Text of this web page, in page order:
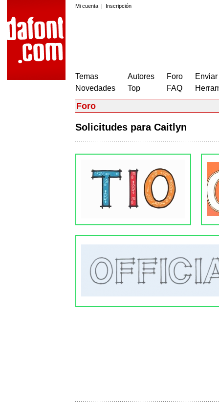
Mi cuenta | Inscripción
Temas
Novedades
Autores
Top
Foro
FAQ
Foro
Solicitudes para Caitlyn